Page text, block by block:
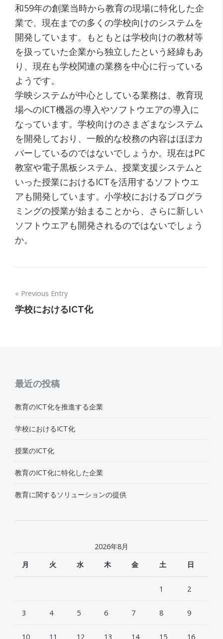
和59年の創業当時から教育の現場に特化した企
業で、現在までの多くの学校向けのシステムを
開発しています。もともとは学校向けの教材等
を扱っていた企業から独立したという経緯もあ
り、現在も学校関連の業務を中心に行っている
ようです。
学映システムが中心としている業務は、教育現
場へのICT機器の導入やソフトウエアの導入に
なっています。学校向けのさまざまなシステム
を開発しており、一般的な校務の内容はほぼカ
バーしているのではないでしょうか。現在はPC
教室や電子黒板システム、授業支援システムと
いった授業におけるICTを活用するソフトウエ
アも開発しています。小学校におけるプログラ
ミングの授業が始まることから、さらに新しい
ソフトウエアも開発されるのではないでしょう
か。
稿
ゲ
ー
シ
ョ
ン
Previous Entry
学校におけるICT化
最近の投稿
教育のICT化を推進する企業
学校におけるICT化
授業のICT化
教育のICT化に特化した企業
教育に関するソリューションの提供
2026年8月
月
火 水 木 金 土 日
1 2
3 4 5 6 7 8 9
10 11 12 13 14 15 16